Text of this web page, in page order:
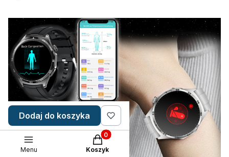
Dodaj do koszyka
Menu
Produkty w koszyku: 0. Zobacz
Koszyk